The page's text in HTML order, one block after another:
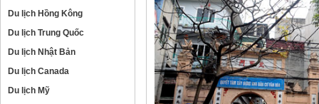
Du lịch Hồng Kông
Du lịch Trung Quốc
Du lịch Nhật Bản
Du lịch Canada
Du lịch Mỹ